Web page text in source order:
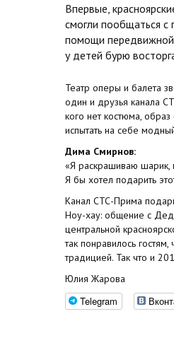
Впервые,
смогли пообщаться с
помощи передвижной
у детей бурю
Театр оперы и балета
один и друзья канала
кого нет костюма,
испытать на себе
Дима Смирнов:
«Я раскрашиваю шарик,
Я бы хотел подарить
Канал СТС-Прима
Ноу-хау: общение с
центральной
так понравилось
традицией. Так что и
Юлия Жарова
Telegram